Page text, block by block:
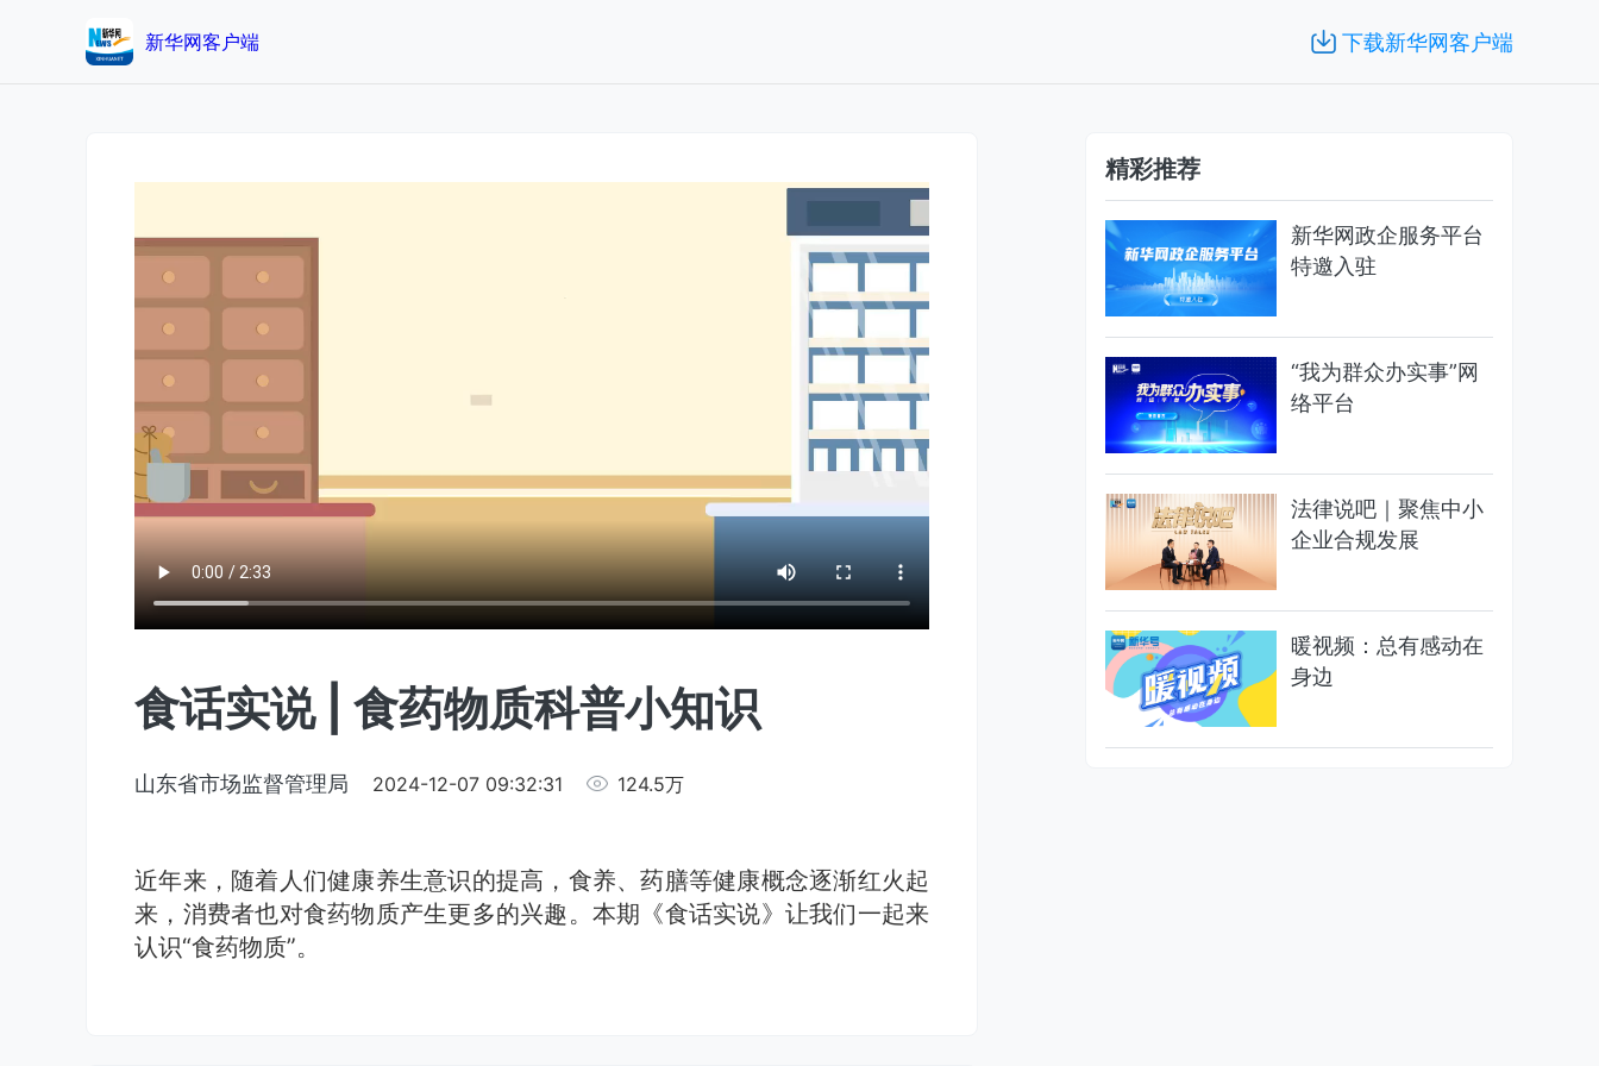
新华网客户端 下载新华网客户端
食话实说 | 食药物质科普小知识
山东省市场监督管理局 2024-12-07 09:32:31 124.5万
近年来，随着人们健康养生意识的提高，食养、药膳等健康概念逐渐红火起
来，消费者也对食药物质产生更多的兴趣。本期《食话实说》让我们一起来
认识“食药物质”。
精彩推荐
新华网政企服务平台
特邀入驻
“我为群众办实事”网
络平台
法律说吧｜聚焦中小
企业合规发展
暖视频：总有感动在
身边